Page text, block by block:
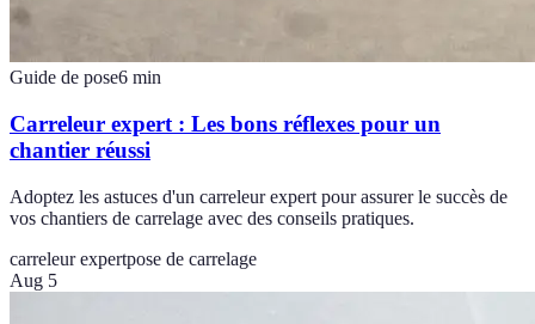
Guide de pose6 min
Carreleur expert : Les bons réflexes pour un
chantier réussi
Adoptez les astuces d'un carreleur expert pour assurer le succès de
vos chantiers de carrelage avec des conseils pratiques.
carreleur expertpose de carrelage
Aug 5